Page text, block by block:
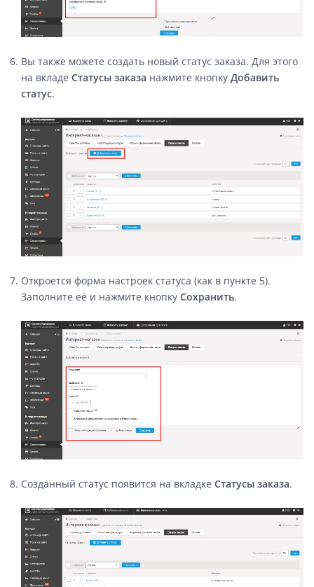
Вы также можете создать новый статус заказа. Для этого
на вкладе Статусы заказа нажмите кнопку Добавить
статус.
Откроется форма настроек статуса (как в пункте 5).
Заполните её и нажмите кнопку Сохранить.
Созданный статус появится на вкладке Статусы заказа.